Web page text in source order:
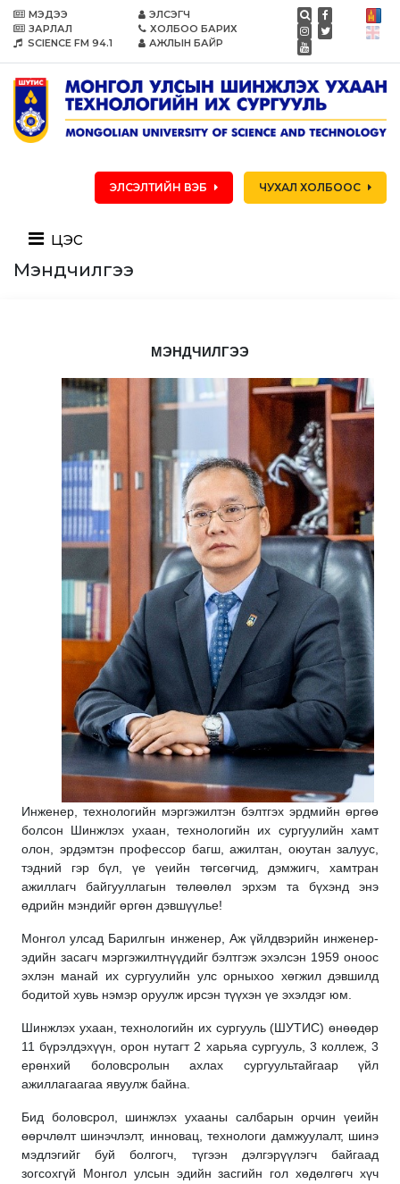
МЭДЭЭ
ЗАРЛАЛ
SCIENCE FM 94.1
ЭЛСЭГЧ
ХОЛБОО БАРИХ
АЖЛЫН БАЙР
ЭЛСЭЛТИЙН ВЭБ ЧУХАЛ ХОЛБООС
цэс
Мэндчилгээ
МЭНДЧИЛГЭЭ
Инженер, технологийн мэргэжилтэн бэлтгэх эрдмийн өргөө
болсон Шинжлэх ухаан, технологийн их сургуулийн хамт
олон, эрдэмтэн профессор багш, ажилтан, оюутан залуус,
тэдний гэр бүл, үе үеийн төгсөгчид, дэмжигч, хамтран
ажиллагч байгууллагын төлөөлөл эрхэм та бүхэнд энэ
өдрийн мэндийг өргөн дэвшүүлье!
Монгол улсад Барилгын инженер, Аж үйлдвэрийн инженер-
эдийн засагч мэргэжилтнүүдийг бэлтгэж эхэлсэн 1959 оноос
эхлэн манай их сургуулийн улс орныхоо хөгжил дэвшилд
бодитой хувь нэмэр оруулж ирсэн түүхэн үе эхэлдэг юм.
Шинжлэх ухаан, технологийн их сургууль (ШУТИС) өнөөдөр
11 бүрэлдэхүүн, орон нутагт 2 харьяа сургууль, 3 коллеж, 3
ерөнхий боловсролын ахлах сургуультайгаар үйл
ажиллагаагаа явуулж байна.
Бид боловсрол, шинжлэх ухааны салбарын орчин үеийн
өөрчлөлт шинэчлэлт, инновац, технологи дамжуулалт, шинэ
мэдлэгийг буй болгогч, түгээн дэлгэрүүлэгч байгаад
зогсохгүй Монгол улсын эдийн засгийн гол хөдөлгөгч хүч